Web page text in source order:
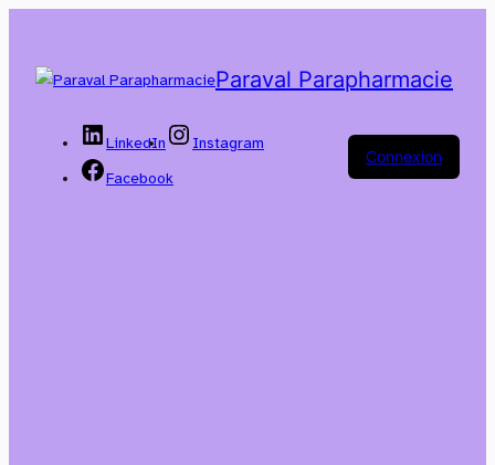
Paraval Parapharmacie
LinkedIn
Instagram
Facebook
Connexion